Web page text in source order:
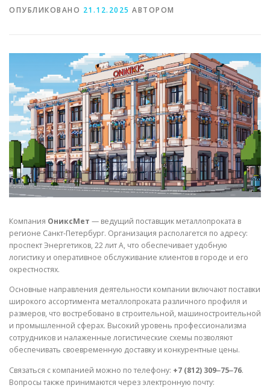
СВОЙСТВА МЕТАЛЛОВ СОРТА МЕТАЛЛОВ
СТАТЬИ
ОПУБЛИКОВАНО 21.12.2025 АВТОРОМ
Компания ОниксМет — ведущий поставщик металлопроката в
регионе Санкт-Петербург. Организация располагется по адресу:
проспект Энергетиков, 22 лит А, что обеспечивает удобную
логистику и оперативное обслуживание клиентов в городе и его
окрестностях.
Основные направления деятельности компании включают поставки
широкого ассортимента металлопроката различного профиля и
размеров, что востребовано в строительной, машиностроительной
и промышленной сферах. Высокий уровень профессионализма
сотрудников и налаженные логистические схемы позволяют
обеспечивать своевременную доставку и конкурентные цены.
Связаться с компанией можно по телефону: +7 (812) 309‒75‒76.
Вопросы также принимаются через электронную почту: